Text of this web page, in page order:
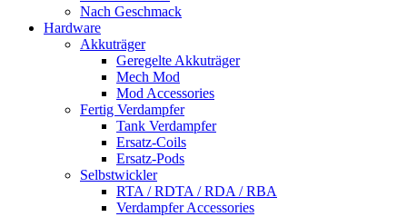
Nach Geschmack
Hardware
Akkuträger
Geregelte Akkuträger
Mech Mod
Mod Accessories
Fertig Verdampfer
Tank Verdampfer
Ersatz-Coils
Ersatz-Pods
Selbstwickler
RTA / RDTA / RDA / RBA
Verdampfer Accessories